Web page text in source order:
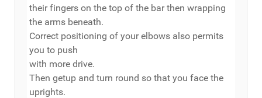
their fingers on the top of the bar then wrapping
the arms beneath.
Correct positioning of your elbows also permits
you to push
with more drive.
Then getup and turn round so that you face the
uprights.